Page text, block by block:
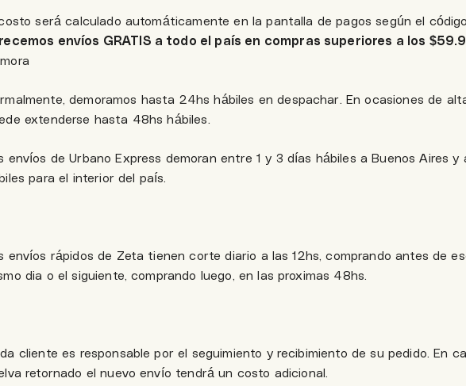
será calculado automáticamente en la pantalla de pagos según el
envíos GRATIS a todo el país en compras superiores a los
demoramos hasta 24hs hábiles en despachar. En ocasiones de
extenderse hasta 48hs hábiles.
envíos de Urbano Express demoran entre 1 y 3 días hábiles a Buenos Aires y
para el interior del país.
envíos rápidos de Zeta tienen corte diario a las 12hs, comprando antes de
dia o el siguiente, comprando luego, en las proximas 48hs.
cliente es responsable por el seguimiento y recibimiento de su pedido. En
retornado el nuevo envío tendrá un costo adicional.